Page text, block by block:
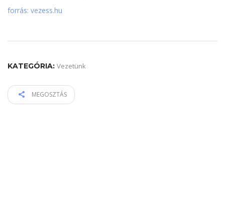
forrás: vezess.hu
KATEGÓRIA: Vezetünk
MEGOSZTÁS